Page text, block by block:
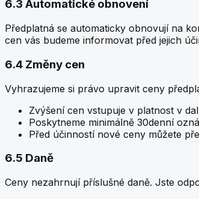
6.3 Automatické obnovení
Předplatná se automaticky obnovují na
cen vás budeme informovat před jejich
6.4 Změny cen
Vyhrazujeme si právo upravit ceny
Zvýšení cen vstupuje v platnost v
Poskytneme minimálně 30denní
Před účinností nové ceny můžete
6.5 Daně
Ceny nezahrnují příslušné daně. Jste